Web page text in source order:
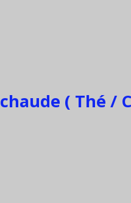
( Thé